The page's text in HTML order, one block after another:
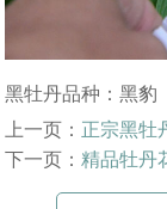
黑牡丹品种：黑豹
上一页： 正宗黑牡
下一页：精品牡丹